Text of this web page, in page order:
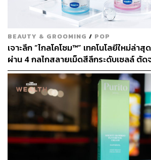
ทาผลิตภัณฑ์ Occlusive: ตักผลิตภัณ
ปิโตรเลียมเจลลี่ (หรือผลิตภัณฑ์
ออกแบบมาสำหรับการ Slugging)
(ประมาณเท่าเมล็ดถั่วเขียว) วอร์มบ
ทาเคลือบให้ทั่วใบหน้าเป็นชั้นบาง
ทิ้งไว้ข้ามคืน: ปล่อยให้ผลิตภัณฑ์ท
นอนหลับ
ล้างหน้าในตอนเช้า: ล้างหน้าตามป
ตามด้วยขั้นตอนการบำรุงผิวตอนเ
ข้อควรระวังและใครบ้างที่ไม่เหมาะกั
BEAUTY & GROOMING / POP
เจาะลึก “ไกลโคโซม™” เทคโนโลยีใหม่ล่า
ผ่าน 4 กลไกสลายเม็ดสีลึกระดับเซลล์ ตั
และจุดด่างดำ เพื่อผิวกระจ่างใสใน 2 สัปด
[Advertorial]